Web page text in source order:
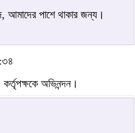
আমাদের পাশে থাকার জন্য।
অভিনন্দন।